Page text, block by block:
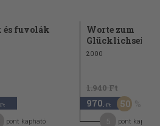
és fuvolák
Ft
pont kapható
Worte zum
Glücklichsein
2000
1.940 Ft
970 ,-Ft 50
pont kapható